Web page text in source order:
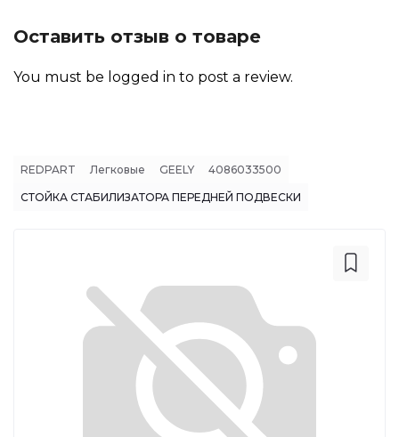
Оставить отзыв о товаре
You must be logged in to post a review.
REDPART Легковые GEELY 4086033500
СТОЙКА СТАБИЛИЗАТОРА ПЕРЕДНЕЙ ПОДВЕСКИ